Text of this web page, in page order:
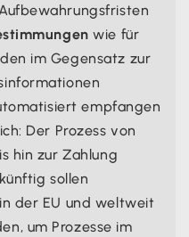
wie für
im Gegensatz zur
empfangen
Der Prozess von
hin zur Zahlung
sollen
der EU und weltweit
um Prozesse im